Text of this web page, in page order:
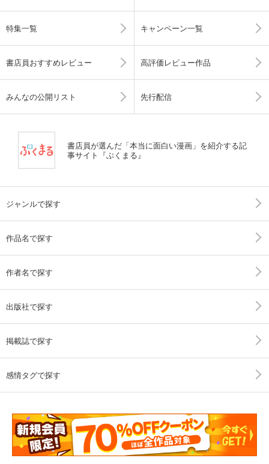
特集一覧 キャンペーン一覧
書店員おすすめレビュー 高評価レビュー作品
みんなの公開リスト 先行配信
書店員が選んだ「本当に面白い漫画」を紹介する記
事サイト『ぶくまる』
ジャンルで探す
作品名で探す
作者名で探す
出版社で探す
掲載誌で探す
感情タグで探す